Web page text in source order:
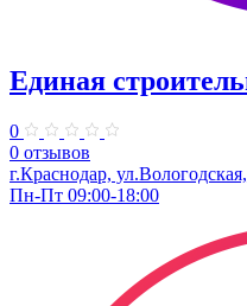
Единая
0
0 отзывов
г.Краснодар,
Пн-Пт 09:00-18:00